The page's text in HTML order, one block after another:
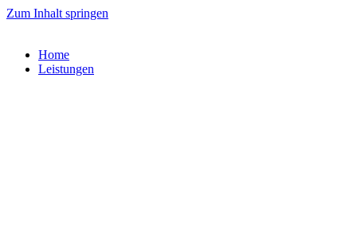
Zum Inhalt springen
Home
Leistungen